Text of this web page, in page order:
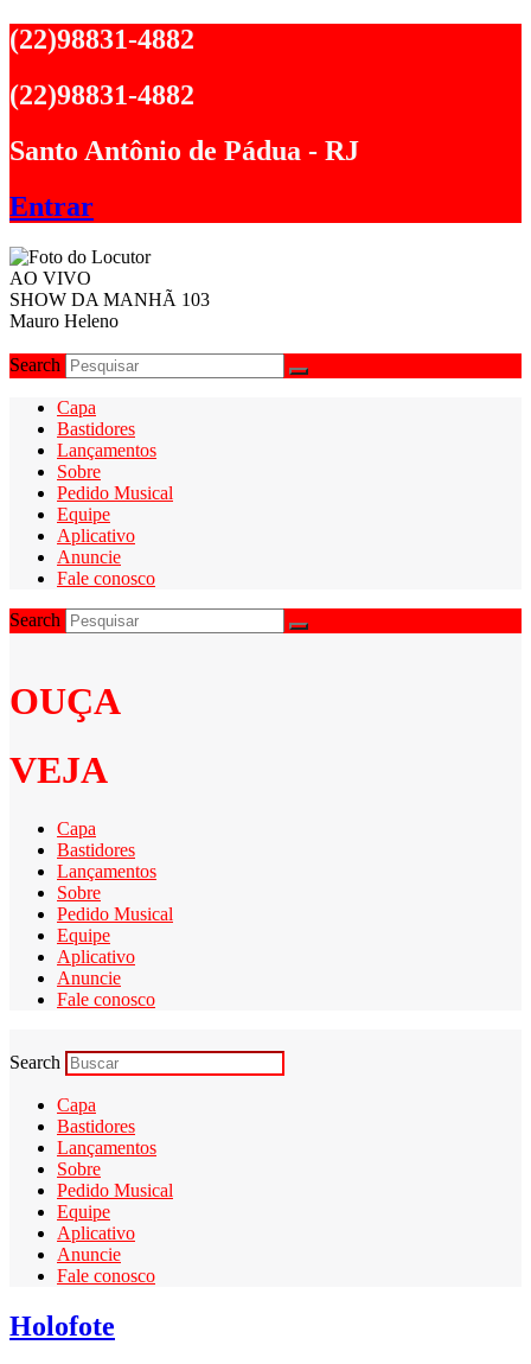
Ir
para
conteúdo
(22)98831-4882
(22)98831-4882
Santo Antônio de Pádua - RJ
Entrar
AO VIVO
SHOW DA MANHÃ 103
Mauro Heleno
Search
Capa
Bastidores
Lançamentos
Sobre
Pedido Musical
Equipe
Aplicativo
Anuncie
Fale conosco
Search
OUÇA
VEJA
Capa
Bastidores
Lançamentos
Sobre
Pedido Musical
Equipe
Aplicativo
Anuncie
Fale conosco
Search
Capa
Bastidores
Lançamentos
Sobre
Pedido Musical
Equipe
Aplicativo
Anuncie
Fale conosco
Holofote